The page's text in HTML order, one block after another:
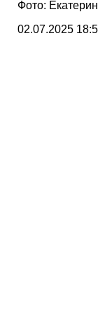
Фото:
02.07.2025